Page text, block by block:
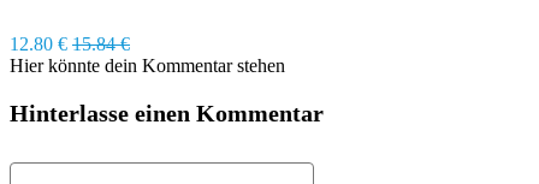
12.80 € 15.84 €
Hier könnte dein Kommentar stehen
Hinterlasse einen Kommentar